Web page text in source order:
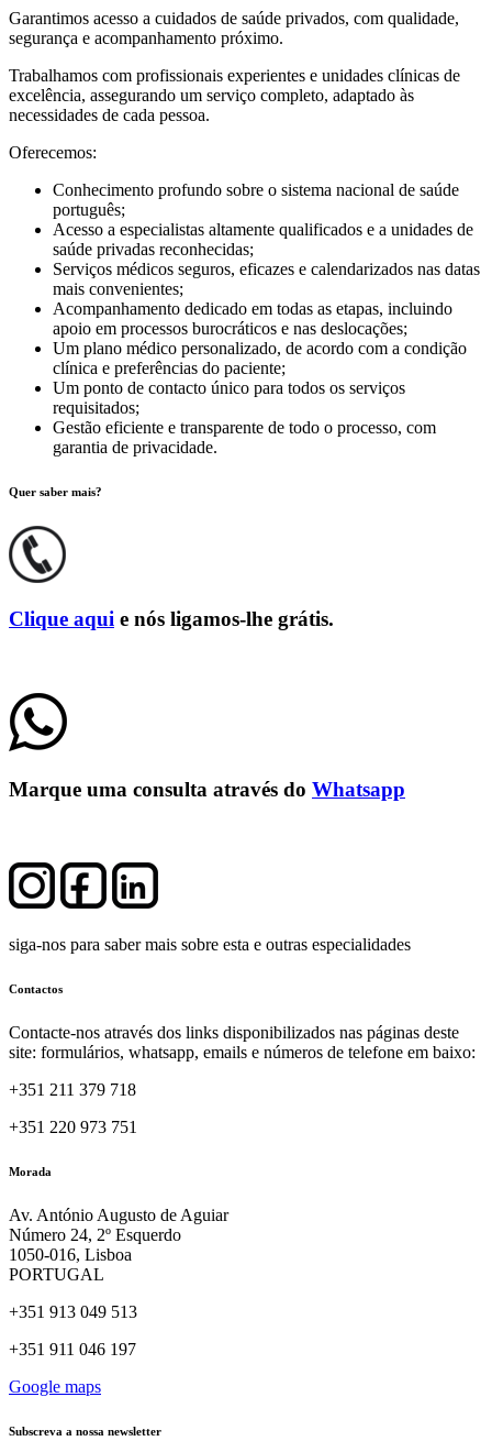
Garantimos acesso a cuidados de saúde privados, com qualidade,
segurança e acompanhamento próximo.
Trabalhamos com profissionais experientes e unidades clínicas de
excelência, assegurando um serviço completo, adaptado às
necessidades de cada pessoa.
Oferecemos:
Conhecimento profundo sobre o sistema nacional de saúde
português;
Acesso a especialistas altamente qualificados e a unidades de
saúde privadas reconhecidas;
Serviços médicos seguros, eficazes e calendarizados nas datas
mais convenientes;
Acompanhamento dedicado em todas as etapas, incluindo
apoio em processos burocráticos e nas deslocações;
Um plano médico personalizado, de acordo com a condição
clínica e preferências do paciente;
Um ponto de contacto único para todos os serviços
requisitados;
Gestão eficiente e transparente de todo o processo, com
garantia de privacidade.
Quer saber mais?
Clique aqui e nós ligamos-lhe grátis.
Marque uma consulta através do Whatsapp
siga-nos para saber mais sobre esta e outras especialidades
Contactos
Contacte-nos através dos links disponibilizados nas páginas deste
site: formulários, whatsapp, emails e números de telefone em baixo:
+351 211 379 718
+351 220 973 751
Morada
Av. António Augusto de Aguiar
Número 24, 2º Esquerdo
1050-016, Lisboa
PORTUGAL
+351 913 049 513
+351 911 046 197
Google maps
Subscreva a nossa newsletter